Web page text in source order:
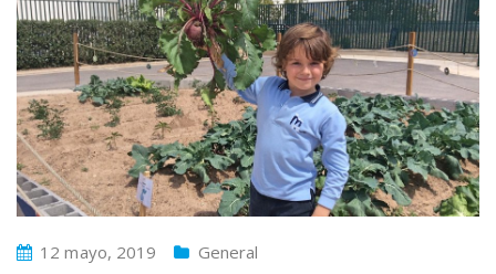
12 mayo, 2019 General